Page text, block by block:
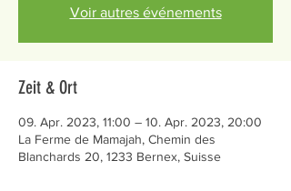
Voir autres événements
Zeit & Ort
09. Apr. 2023, 11:00 – 10. Apr. 2023, 20:00
La Ferme de Mamajah, Chemin des
Blanchards 20, 1233 Bernex, Suisse